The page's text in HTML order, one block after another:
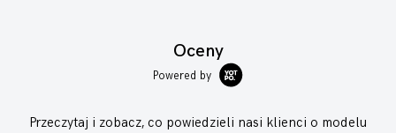
Oceny
Powered by
Przeczytaj i zobacz, co powiedzieli nasi klienci o modelu